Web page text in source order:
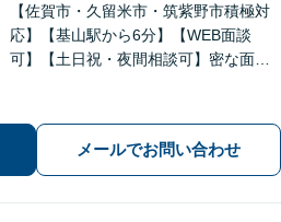
【佐賀市・久留米市・筑紫野市積極対
応】【基山駅から6分】【WEB面談
可】【土日祝・夜間相談可】密な面談
り、最善を尽くします。「相談者様に
寄り添い親身に対応」【個室対応／守
秘義務厳守】
メールでお問い合わせ